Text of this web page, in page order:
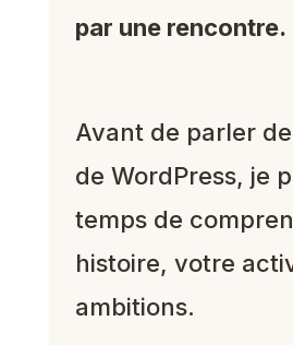
par une rencontre.
Avant de parler
de WordPress, je
temps de
histoire, votre
ambitions.